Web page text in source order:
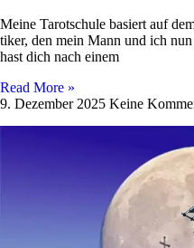
Meine Tarot­schule basiert auf
tiker, den mein Mann und ich
hast dich nach einem
Read More »
9. Dezember 2025 Keine